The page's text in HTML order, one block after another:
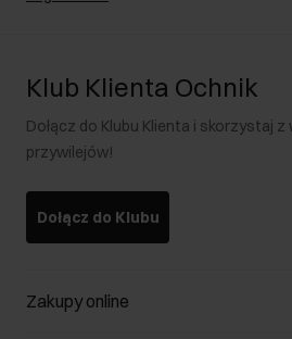
Klub Klienta Ochnik
Dołącz do Klubu Klienta i skorzystaj
przywilejów!
Dołącz do Klubu
Zakupy online